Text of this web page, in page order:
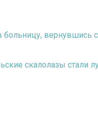
больницу, вернувшись
скалолазы стали